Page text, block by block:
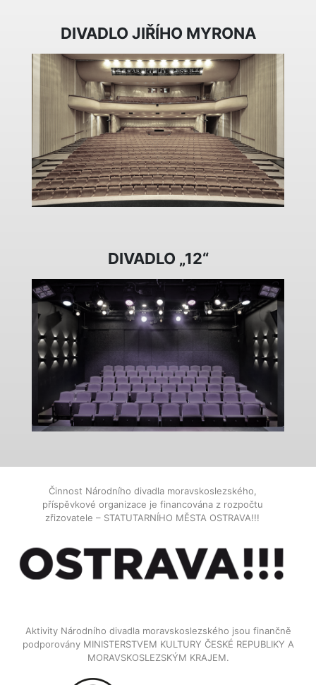
DIVADLO JIŘÍHO MYRONA
DIVADLO „12“
Činnost Národního divadla moravskoslezského,
příspěvkové organizace je financována z rozpočtu
zřizovatele – STATUTARNÍHO MĚSTA OSTRAVA!!!
Aktivity Národního divadla moravskoslezského jsou finančně
podporovány MINISTERSTVEM KULTURY ČESKÉ REPUBLIKY A
MORAVSKOSLEZSKÝM KRAJEM.